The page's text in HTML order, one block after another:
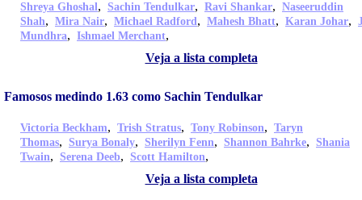
Shreya Ghoshal, Sachin Tendulkar, Ravi Shankar, Naseeruddin
Shah, Mira Nair, Michael Radford, Mahesh Bhatt, Karan Johar,
Mundhra, Ishmael Merchant,
Veja a lista completa
Famosos medindo 1.63 como Sachin Tendulkar
Victoria Beckham, Trish Stratus, Tony Robinson, Taryn
Thomas, Surya Bonaly, Sherilyn Fenn, Shannon Bahrke, Shania
Twain, Serena Deeb, Scott Hamilton,
Veja a lista completa